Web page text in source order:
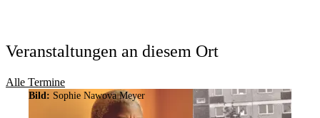
Veranstaltungen an diesem Ort
Alle Termine
Bild: Sophie Nawova Meyer